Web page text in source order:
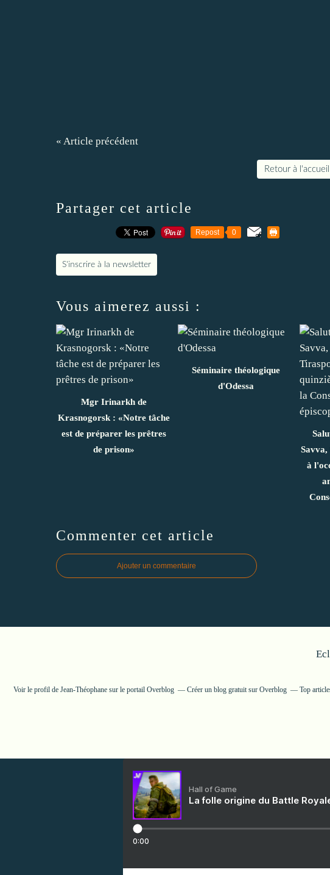
« Article précédent
Retour à l'accueil
Partager cet article
Repost 0
S'inscrire à la newsletter
Vous aimerez aussi :
Mgr Irinarkh de
Krasnogorsk : «Notre tâche
est de préparer les prêtres
de prison»
Séminaire théologique
d'Odessa
à
Commenter cet article
Ajouter un commentaire
Voir le profil de Jean-Théophane sur le portail Overblog Créer un blog gratuit sur Overblog Top
Hall of Game
La folle origine du Battle
0:00